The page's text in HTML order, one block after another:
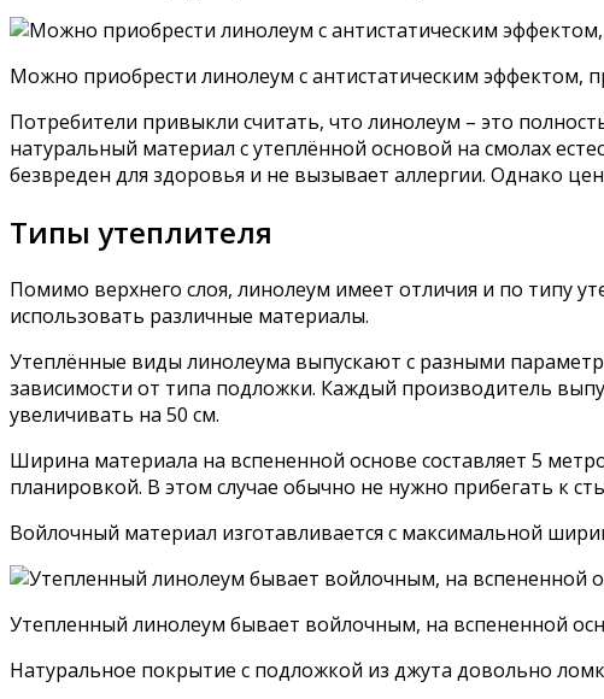
Можно приобрести линолеум с антистатическим эффектом,
Потребители привыкли считать, что линолеум – это
натуральный материал с утеплённой основой на смолах
безвреден для здоровья и не вызывает аллергии. Однако
Типы утеплителя
Помимо верхнего слоя, линолеум имеет отличия и по типу
использовать различные материалы.
Утеплённые виды линолеума выпускают с разными
зависимости от типа подложки. Каждый производитель
увеличивать на 50 см.
Ширина материала на вспененной основе составляет 5
планировкой. В этом случае обычно не нужно прибегать к
Войлочный материал изготавливается с максимальной
Утепленный линолеум бывает войлочным, на вспененной
Натуральное покрытие с подложкой из джута довольно